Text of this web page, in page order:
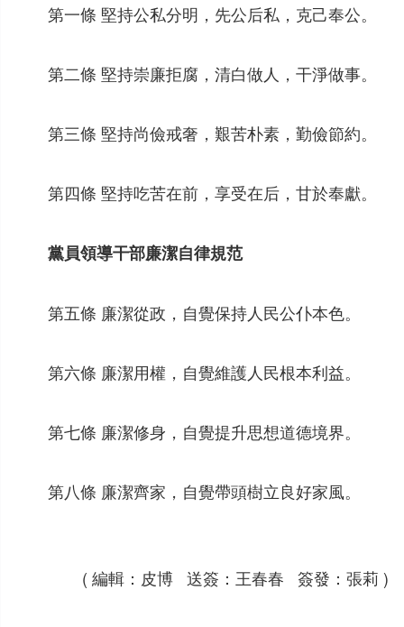
第一條 堅持公私分明，先公后私，克己奉公。
第二條 堅持崇廉拒腐，清白做人，干淨做事。
第三條 堅持尚儉戒奢，艱苦朴素，勤儉節約。
第四條 堅持吃苦在前，享受在后，甘於奉獻。
黨員領導干部廉潔自律規范
第五條 廉潔從政，自覺保持人民公仆本色。
第六條 廉潔用權，自覺維護人民根本利益。
第七條 廉潔修身，自覺提升思想道德境界。
第八條 廉潔齊家，自覺帶頭樹立良好家風。
( 編輯：皮博 送簽：王春春 簽發：張莉 )